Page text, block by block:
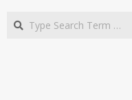
Search